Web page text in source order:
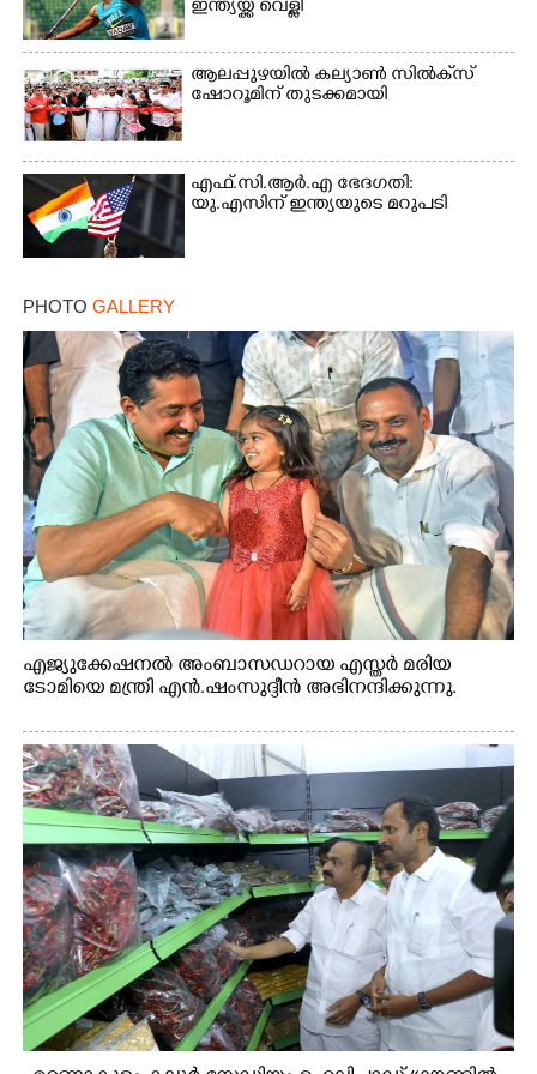
ഇന്ത്യയ്ക്ക് വെള്ളി
ആലപ്പുഴയിൽ കല്യാൺ സിൽക്‌സ്
ഷോറൂമിന് തുടക്കമായി
എഫ്.സി.ആർ.എ ഭേദഗതി:
യു.എസിന് ഇന്ത്യയുടെ മറുപടി
PHOTO GALLERY
എജ്യുക്കേഷനൽ അംബാസഡറായ എസ്തർ മരിയ
ടോമിയെ മന്ത്രി എൻ.ഷംസുദ്ദീൻ അഭിനന്ദിക്കുന്നു.